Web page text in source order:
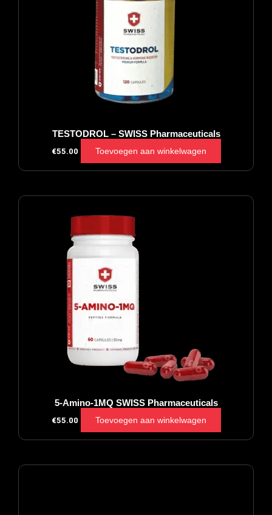
TESTODROL – SWISS Pharmaceuticals
€55.00 Toevoegen aan winkelwagen
5-Amino-1MQ SWISS Pharmaceuticals
€55.00 Toevoegen aan winkelwagen